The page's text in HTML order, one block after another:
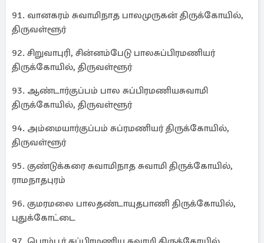
91. வானகரம் சுவாமிநாத பாலமுருகன் திருக்கோயில்,
திருவள்ளூர்
92. சிறுவாபுரி, சின்னம்பேடு பாலசுப்பிரமணியர்
திருக்கோயில், திருவள்ளூர்
93. ஆண்டார்குப்பம் பால சுப்பிரமணியசுவாமி
திருக்கோயில், திருவள்ளூர்
94. அம்மையார்குப்பம் சுப்ரமணியர் திருக்கோயில்,
திருவள்ளூர்
95. குண்டுக்கரை சுவாமிநாத சுவாமி திருக்கோயில்,
ராமநாதபுரம்
96. குமரமலை பாலதண்டாயுதபாணி திருக்கோயில்,
புதுக்கோட்டை